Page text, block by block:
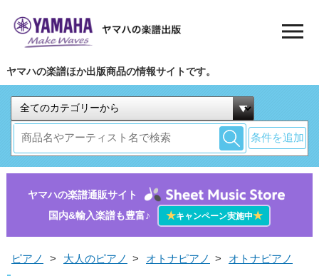
ヤマハの楽譜ほか出版商品の情報サイトです。
条件を追加
ヤマハの楽譜通販サイト
国内&輸入楽譜も豊富♪
★キャンペーン実施中★
ピアノ > 大人のピアノ > オトナピアノ > オトナピアノ